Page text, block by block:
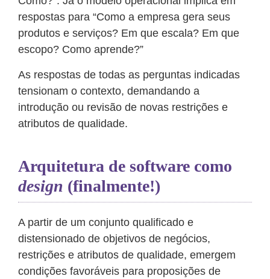
respostas para “Como a empresa gera seus
produtos e serviços? Em que escala? Em que
escopo? Como aprende?”
As respostas de todas as perguntas indicadas
tensionam o contexto, demandando a
introdução ou revisão de novas restrições e
atributos de qualidade.
Arquitetura de software como
design (finalmente!)
A partir de um conjunto qualificado e
distensionado de objetivos de negócios,
restrições e atributos de qualidade, emergem
condições favoráveis para proposições de